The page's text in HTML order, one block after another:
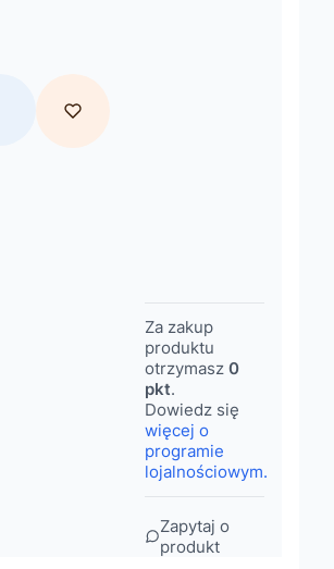
Za zakup
produktu
otrzymasz 0
pkt.
Dowiedz się
więcej o
programie
lojalnościowym.
Zapytaj o
produkt